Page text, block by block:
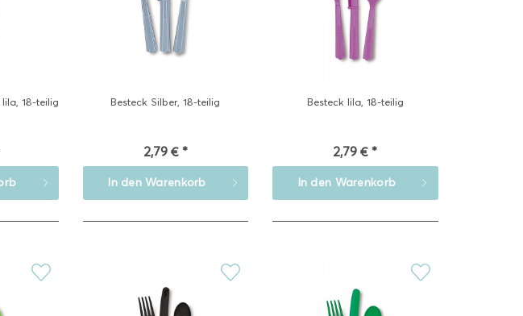
18-teilig Besteck Silber, 18-teilig
2,79 € *
In den Warenkorb
Besteck lila, 18-teilig
2,79 € *
In den Warenkorb